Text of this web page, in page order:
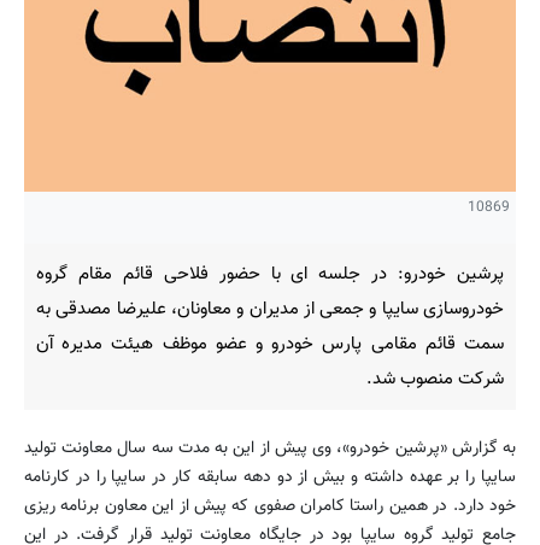
10869
پرشین خودرو: در جلسه ای با حضور فلاحی قائم مقام گروه
خودروسازی سایپا و جمعی از مدیران و معاونان، علیرضا مصدقی به
سمت قائم مقامی پارس خودرو و عضو موظف هیئت مدیره آن
شرکت منصوب شد.
به گزارش «پرشین خودرو»، وی پیش از این به مدت سه سال معاونت تولید
سایپا را بر عهده داشته و بیش از دو دهه سابقه کار در سایپا را در کارنامه
خود دارد. در همین راستا کامران صفوی که پیش از این معاون برنامه ریزی
جامع تولید گروه سایپا بود در جایگاه معاونت تولید قرار گرفت. در این